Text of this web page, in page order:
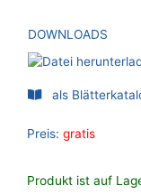
DOWNLOADS
als
Preis: gratis
Produkt ist auf